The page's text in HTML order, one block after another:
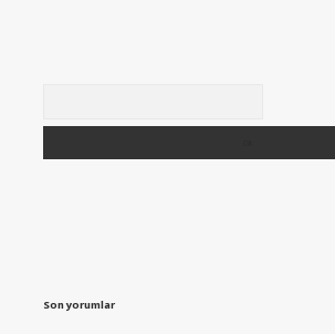
Son yorumlar